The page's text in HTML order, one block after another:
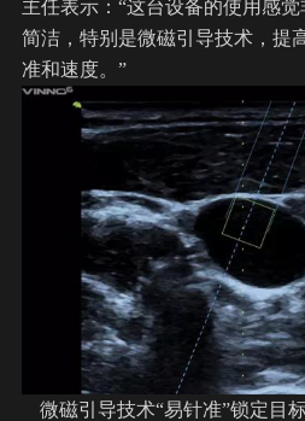
主任表示：“这台设备的使用感
简洁，特别是微磁引导技术，提
准和速度。”
微磁引导技术“易针准”锁定目